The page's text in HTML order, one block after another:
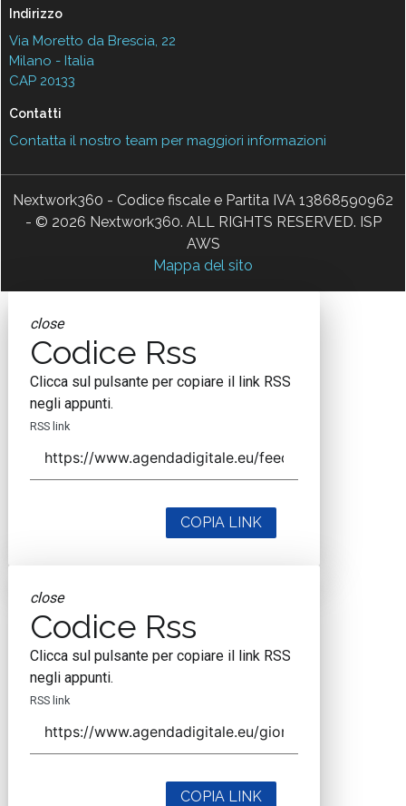
Indirizzo
Via Moretto da Brescia, 22
Milano - Italia
CAP 20133
Contatti
Contatta il nostro team per maggiori informazioni
Nextwork360 - Codice fiscale e Partita IVA 13868590962
- © 2026 Nextwork360. ALL RIGHTS RESERVED. ISP
AWS
Mappa del sito
close
Codice Rss
Clicca sul pulsante per copiare il link RSS
negli appunti.
RSS link
COPIA LINK
close
Codice Rss
Clicca sul pulsante per copiare il link RSS
negli appunti.
RSS link
COPIA LINK